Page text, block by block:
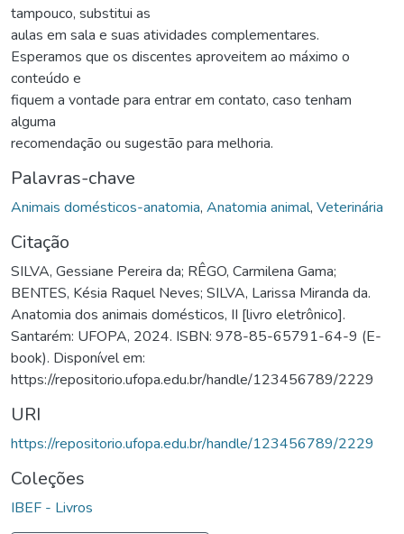
tampouco, substitui as
aulas em sala e suas atividades complementares.
Esperamos que os discentes aproveitem ao máximo o
conteúdo e
fiquem a vontade para entrar em contato, caso tenham
alguma
recomendação ou sugestão para melhoria.
Palavras-chave
Animais domésticos-anatomia, Anatomia animal, Veterinária
Citação
SILVA, Gessiane Pereira da; RÊGO, Carmilena Gama;
BENTES, Késia Raquel Neves; SILVA, Larissa Miranda da.
Anatomia dos animais domésticos, II [livro eletrônico].
Santarém: UFOPA, 2024. ISBN: 978-85-65791-64-9 (E-
book). Disponível em:
https://repositorio.ufopa.edu.br/handle/123456789/2229
URI
https://repositorio.ufopa.edu.br/handle/123456789/2229
Coleções
IBEF - Livros